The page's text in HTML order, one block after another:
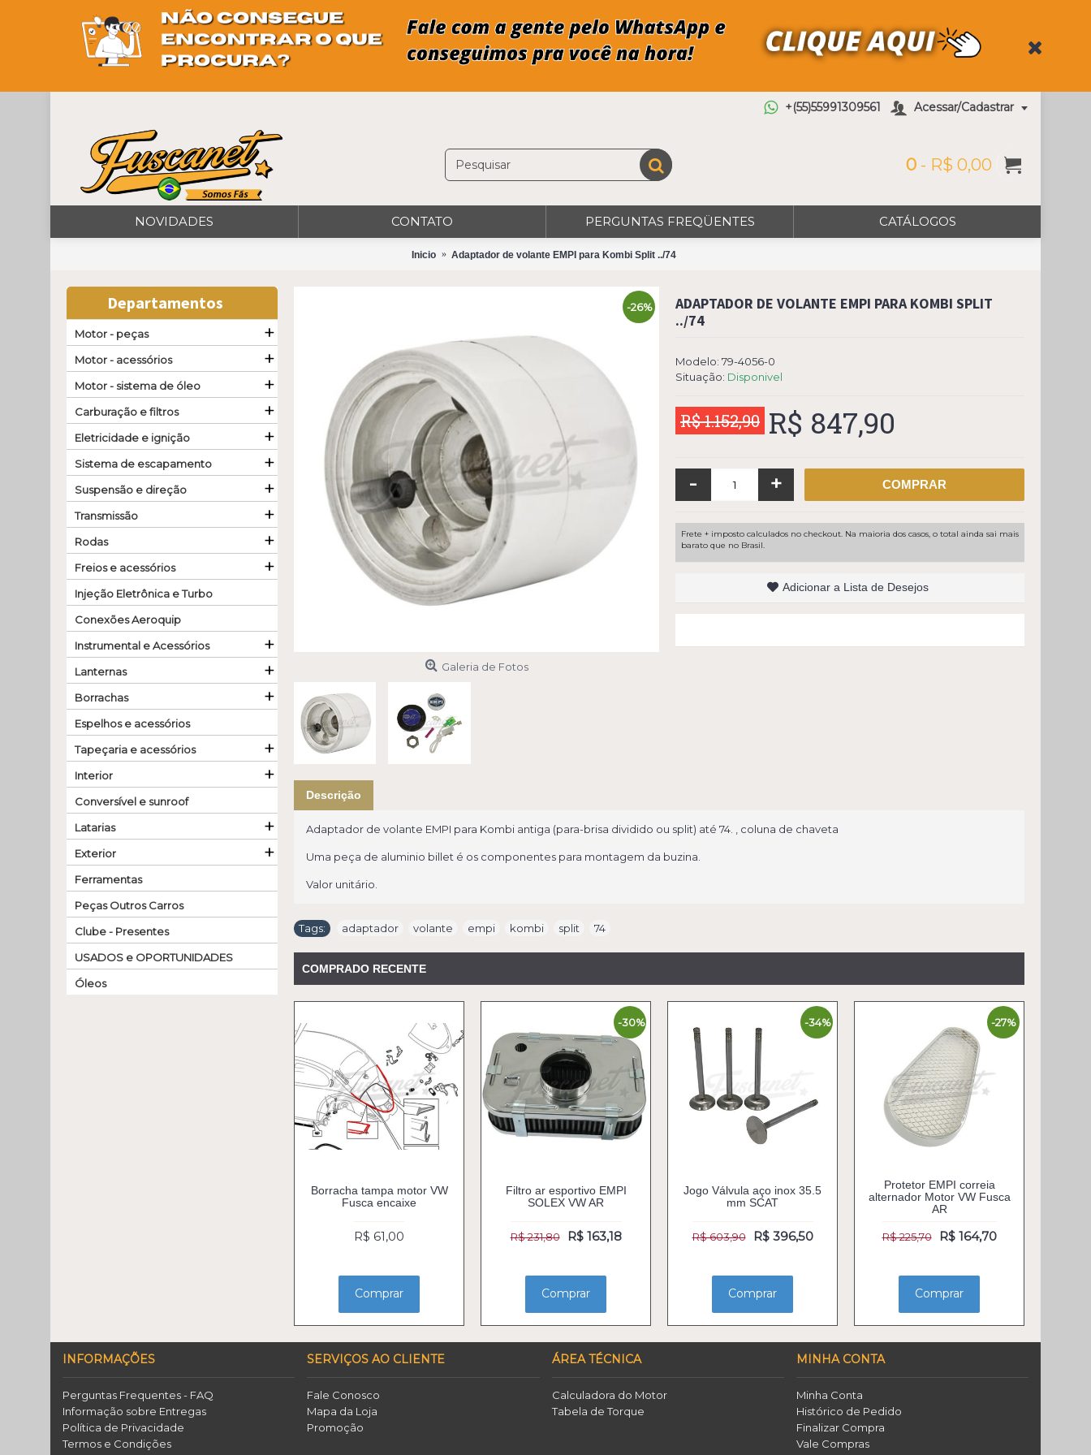
+(55)55991309561 Acessar/Cadastrar
0 - R$ 0,00
NOVIDADES CONTATO PERGUNTAS FREQÜENTES CATÁLOGOS
Inicio Adaptador de volante EMPI para Kombi Split ../74
Departamentos
Motor - peças +
Motor - acessórios +
Motor - sistema de óleo +
Carburação e filtros +
Eletricidade e ignição +
Sistema de escapamento +
Suspensão e direção +
Transmissão +
Rodas +
Freios e acessórios +
Injeção Eletrônica e Turbo
Conexões Aeroquip
Instrumental e Acessórios
+
Lanternas +
Borrachas +
Espelhos e acessórios
Tapeçaria e acessórios
+
Interior +
Conversível e sunroof
Latarias
+
Exterior +
Ferramentas
Peças Outros Carros
Clube - Presentes
USADOS e OPORTUNIDADES
Óleos
-26%
Galeria de Fotos
ADAPTADOR DE VOLANTE EMPI PARA KOMBI SPLIT
../74
Modelo: 79-4056-0
Situação: Disponivel
R$ 1.152,90 R$ 847,90
- + COMPRAR
Frete + imposto calculados no checkout. Na maioria dos casos, o total ainda sai mais
barato que no Brasil.
Adicionar a Lista de Desejos
Descrição
Adaptador de volante EMPI para Kombi antiga (para-brisa dividido ou split) até 74. , coluna de chaveta
Uma peça de aluminio billet é os componentes para montagem da buzina.
Valor unitário.
Tags: adaptador volante empi kombi split 74
COMPRADO RECENTE
Borracha tampa motor VW
Fusca encaixe
R$ 61,00
Comprar
-30%
Filtro ar esportivo EMPI
SOLEX VW AR
R$ 231,80 R$ 163,18
Comprar
-34%
Jogo Válvula aço inox 35.5
mm SCAT
R$ 603,90 R$ 396,50
Comprar
-27%
Protetor EMPI correia
alternador Motor VW Fusca
AR
R$ 225,70 R$ 164,70
Comprar
INFORMAÇÕES
Perguntas Frequentes - FAQ
Informação sobre Entregas
Política de Privacidade
Termos e Condições
SERVIÇOS AO CLIENTE
Fale Conosco
Mapa da Loja
Promoção
ÁREA TÉCNICA
Calculadora do Motor
Tabela de Torque
MINHA CONTA
Minha Conta
Histórico de Pedido
Finalizar Compra
Vale Compras